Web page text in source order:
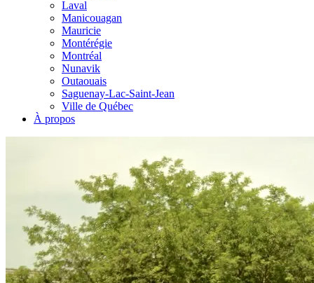
Laval
Manicouagan
Mauricie
Montérégie
Montréal
Nunavik
Outaouais
Saguenay-Lac-Saint-Jean
Ville de Québec
À propos